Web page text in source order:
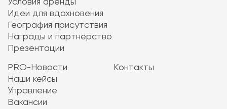
Условия аренды
Идеи для вдохновения
География присутствия
Награды и партнерство
Презентации
PRO-Новости
Наши кейсы
Управление
Вакансии
Контакты